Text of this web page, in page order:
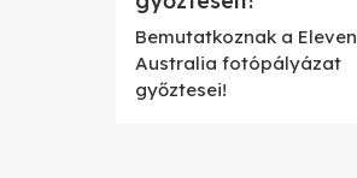
Bemutatkoznak a Eleven
Australia fotópályázat
győztesei!